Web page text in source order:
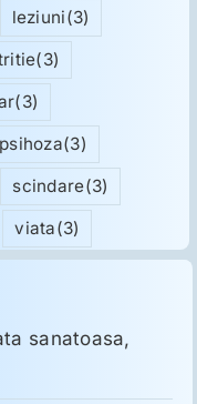
leziuni(3)
(3)
(3)
psihoza(3)
scindare(3)
viata(3)
sanatoasa,